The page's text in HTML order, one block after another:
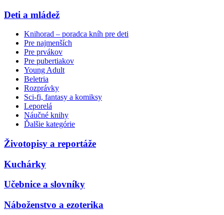
Deti a mládež
Knihorad – poradca kníh pre deti
Pre najmenších
Pre prvákov
Pre pubertiakov
Young Adult
Beletria
Rozprávky
Sci-fi, fantasy a komiksy
Leporelá
Náučné knihy
Ďalšie kategórie
Životopisy a reportáže
Kuchárky
Učebnice a slovníky
Náboženstvo a ezoterika